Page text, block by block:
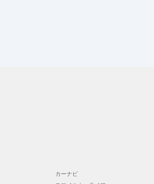
カーナビ